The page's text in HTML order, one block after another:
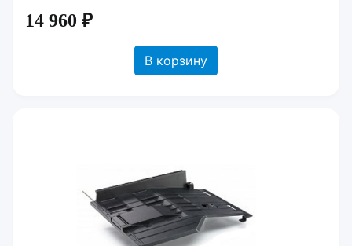
14 960 ₽
В корзину